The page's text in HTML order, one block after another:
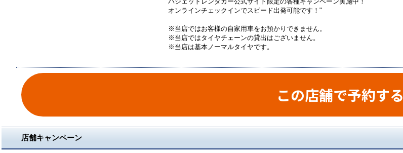
オンラインチェックインでスピード出発可能です！"
※当店ではお客様の自家用車をお預かりできません。
※当店ではタイヤチェーンの貸出はございません。
※当店は基本ノーマルタイヤです。
この店舗で予約する
店舗キャンペーン